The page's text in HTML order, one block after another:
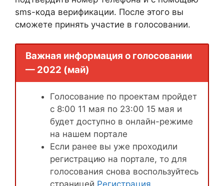
sms-кода верификации. После этого вы
сможете принять участие в голосовании.
Важная информация о голосовании
— 2022 (май)
Голосование по проектам пройдет
с 8:00 11 мая по 23:00 15 мая и
будет доступно в онлайн-режиме
на нашем портале
Если ранее вы уже проходили
регистрацию на портале, то для
голосования снова воспользуйтесь
страницей Регистрация